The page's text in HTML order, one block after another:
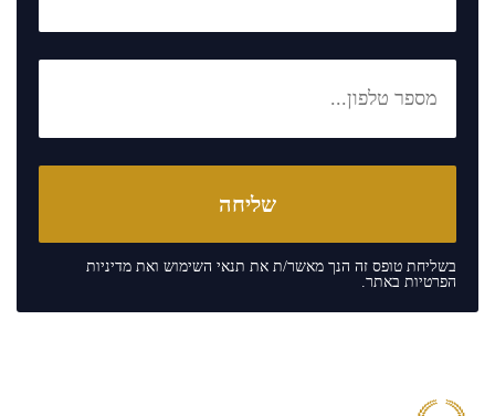
בשליחת טופס זה הנך מאשר/ת את תנאי השימוש ואת מדיניות
הפרטיות באתר.